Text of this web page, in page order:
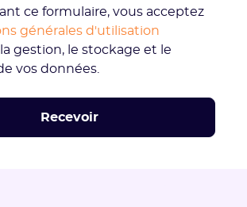
ce formulaire, vous acceptez
générales d'utilisation
gestion, le stockage et le
vos données.